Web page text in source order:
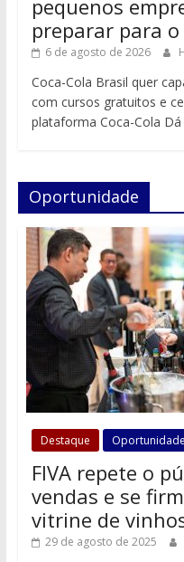
pequenos
preparar para
6 de agosto de 2026
Coca-Cola Brasil quer
com cursos gratuitos e
plataforma Coca-Cola Dá
Oportunidade
Destaque Oportunidade
FIVA repete o
vendas e se
vitrine de
29 de agosto de 2025